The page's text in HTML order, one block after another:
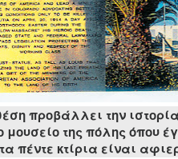
προβάλλει την
μουσείο της πόλης όπου
πέντε κτίρια είναι